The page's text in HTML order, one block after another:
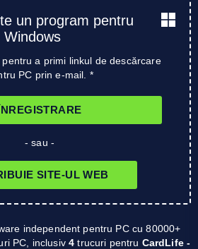
un program pentru
Windows
a primi linkul de descărcare
PC prin e-mail. *
- sau -
SITE-UL WEB
independent pentru PC cu 80000+
PC, inclusiv4 trucuri pentru CardLife -